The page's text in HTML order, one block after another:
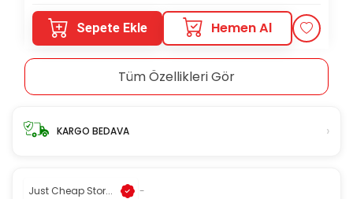
Sepete Ekle Hemen Al
Tüm Özellikleri Gör
KARGO BEDAVA ›
Just Cheap Stor... -